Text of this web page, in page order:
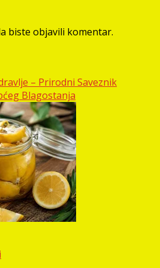
biste objavili komentar.
– Prirodni Saveznik
Blagostanja